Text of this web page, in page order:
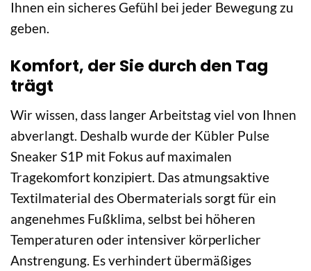
Ihnen ein sicheres Gefühl bei jeder Bewegung zu
geben.
Komfort, der Sie durch den Tag
trägt
Wir wissen, dass langer Arbeitstag viel von Ihnen
abverlangt. Deshalb wurde der Kübler Pulse
Sneaker S1P mit Fokus auf maximalen
Tragekomfort konzipiert. Das atmungsaktive
Textilmaterial des Obermaterials sorgt für ein
angenehmes Fußklima, selbst bei höheren
Temperaturen oder intensiver körperlicher
Anstrengung. Es verhindert übermäßiges